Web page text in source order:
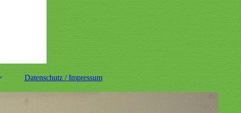
Datenschutz / Impressum